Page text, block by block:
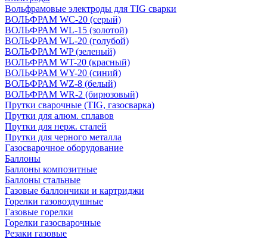
Вольфрамовые электроды для TIG сварки
ВОЛЬФРАМ WC-20 (серый)
ВОЛЬФРАМ WL-15 (золотой)
ВОЛЬФРАМ WL-20 (голубой)
ВОЛЬФРАМ WP (зеленый)
ВОЛЬФРАМ WT-20 (красный)
ВОЛЬФРАМ WY-20 (синий)
ВОЛЬФРАМ WZ-8 (белый)
ВОЛЬФРАМ WR-2 (бирюзовый)
Прутки сварочные (TIG, газосварка)
Прутки для алюм. сплавов
Прутки для нерж. сталей
Прутки для черного металла
Газосварочное оборудование
Баллоны
Баллоны композитные
Баллоны стальные
Газовые баллончики и картриджи
Горелки газовоздушные
Газовые горелки
Горелки газосварочные
Резаки газовые